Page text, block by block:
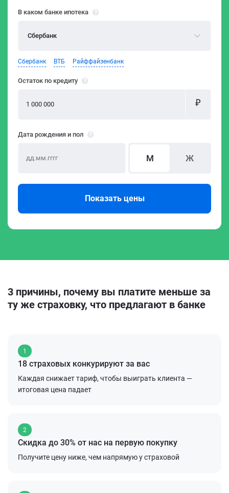
В каком банке ипотека
Сбербанк
Сбербанк ВТБ Райффайзенбанк
Остаток по кредиту
Дата рождения и пол
М Ж
Показать цены
3 причины, почему вы платите меньше за
ту же страховку, что предлагают в банке
1
18 страховых конкурируют за вас
Каждая снижает тариф, чтобы выиграть клиента —
итоговая цена падает
2
Скидка до 30% от нас на первую покупку
Получите цену ниже, чем напрямую у страховой